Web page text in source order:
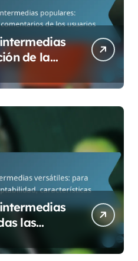
de la
las